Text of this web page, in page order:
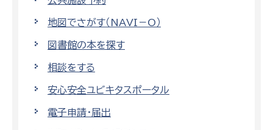
地図でさがす（NAVI－O）
図書館の本を探す
相談をする
安心安全ユビキタスポータル
電子申請・届出